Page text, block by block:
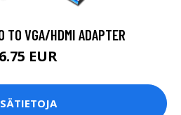
TO VGA/HDMI ADAPTER
EUR